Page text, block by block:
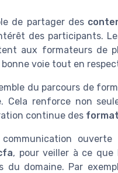
de partager des
des participants.
aux formateurs de
voie tout en
du parcours de
Cela renforce non
continue des
ouverte
, pour veiller à ce que
du domaine. Par